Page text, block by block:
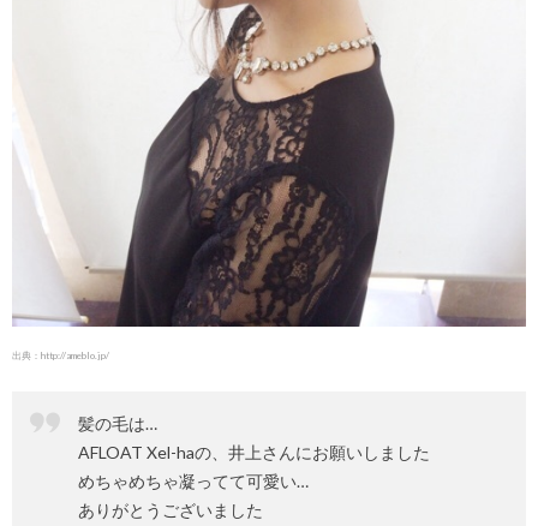
出典： http://ameblo.jp/
髪の毛は…
AFLOAT Xel-haの、井上さんにお願いしました
めちゃめちゃ凝ってて可愛い…
ありがとうございました